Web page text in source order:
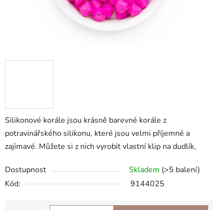
Silikonové korále jsou krásně barevné korále z
potravinářského silikonu, které jsou velmi příjemné a
zajímavé. Můžete si z nich vyrobit vlastní klip na dudlík,
Dostupnost Skladem (>5 balení)
Kód:
9144025